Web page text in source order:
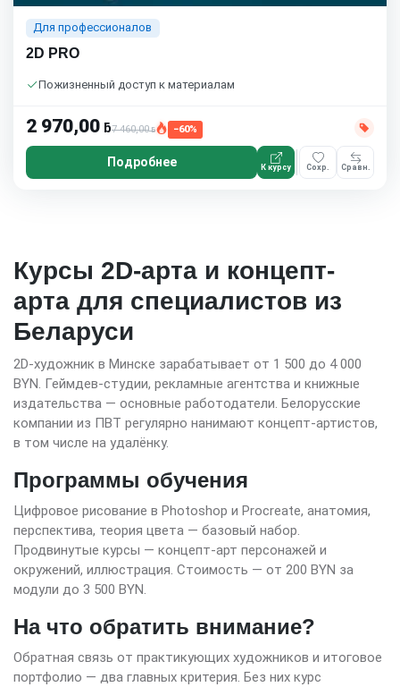
Для профессионалов
2D PRO
Пожизненный доступ к материалам
2 970,00 ƃ7 460,00ƃ −60%
Подробнее К курсу Сохр. Сравн.
Курсы 2D-арта и концепт-
арта для специалистов из
Беларуси
2D-художник в Минске зарабатывает от 1 500 до 4 000
BYN. Геймдев-студии, рекламные агентства и книжные
издательства — основные работодатели. Белорусские
компании из ПВТ регулярно нанимают концепт-артистов,
в том числе на удалёнку.
Программы обучения
Цифровое рисование в Photoshop и Procreate, анатомия,
перспектива, теория цвета — базовый набор.
Продвинутые курсы — концепт-арт персонажей и
окружений, иллюстрация. Стоимость — от 200 BYN за
модули до 3 500 BYN.
На что обратить внимание?
Обратная связь от практикующих художников и итоговое
портфолио — два главных критерия. Без них курс